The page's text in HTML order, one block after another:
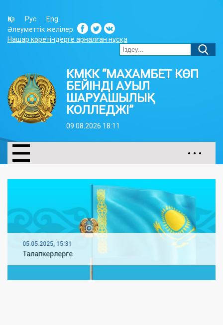
Қаз Рус
Eng
Әлеуметтік желілер:
Нашар көретіндерге арналған нұсқа
КМКК “МАХАМБЕТ КӨП
БЕЙІНДІ АУЫЛ
ШАРУАШЫЛЫҚ
КОЛЛЕДЖІ”
09.08.2026 18:11
• • •
05.05.2025, 10:18
«Дәнекерлеу ісі» мамандығы